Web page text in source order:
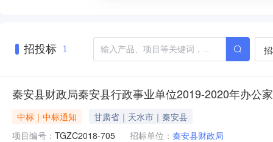
招投标 1
秦安县财政局秦安县行政事业单位2019-2020年办公
中标｜中标通知
甘肃省｜天水市｜秦安县
项目编号： TGZC2018-705 招标单位： 秦安县财政局